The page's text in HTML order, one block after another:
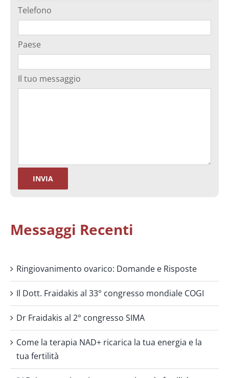
Telefono
Paese
Il tuo messaggio
Messaggi Recenti
Ringiovanimento ovarico: Domande e Risposte
Il Dott. Fraidakis al 33° congresso mondiale COGI
Dr Fraidakis al 2° congresso SIMA
Come la terapia NAD+ ricarica la tua energia e la
tua fertilità